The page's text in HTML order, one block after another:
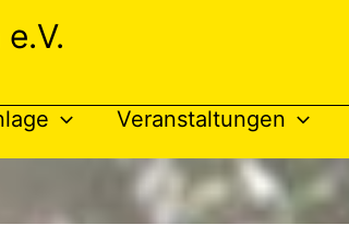
Veranstaltungen